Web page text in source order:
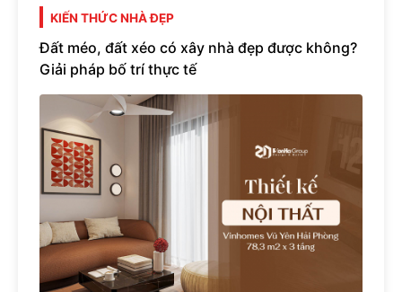
KIẾN THỨC NHÀ ĐẸP
Đất méo, đất xéo có xây nhà đẹp được không?
Giải pháp bố trí thực tế